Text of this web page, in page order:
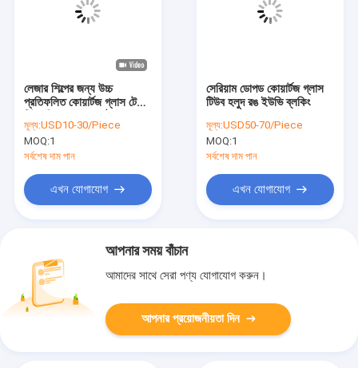
লেজার শিল্পের জন্য উচ্চ
প্রতিফলিত কোয়ার্টজ গ্লাস টেস্ট
মূল্য:USD10-30/Piece
MOQ:1
সর্বশেষ দাম পান
এখন যোগাযোগ
সেরিয়াম ডোপড কোয়ার্টজ গ্লাস
টিউব হলুদ রঙ ইউভি ব্লকিং
মূল্য:USD50-70/Piece
MOQ:1
সর্বশেষ দাম পান
এখন যোগাযোগ
আপনার সময় বাঁচান
আমাদের সাথে সেরা পণ্য যোগাযোগ করুন।
আপনার প্রয়োজনীয়তা দিন